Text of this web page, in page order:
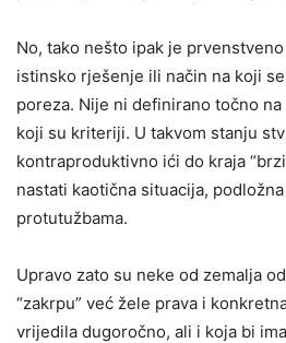
No, tako nešto ipak je
istinsko rješenje ili način na koji
poreza. Nije ni definirano točno
koji su kriteriji. U takvom stanju
kontraproduktivno ići do kraja
nastati kaotična situacija,
protutužbama.
Upravo zato su neke od zemalja
“zakrpu” već žele prava i
vrijedila dugoročno, ali i koja bi